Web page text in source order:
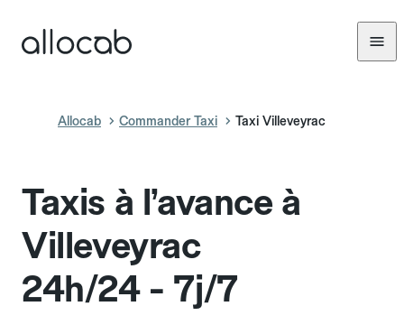
Allocab Commander Taxi Taxi Villeveyrac
Taxis à l’avance à
Villeveyrac
24h/24 - 7j/7